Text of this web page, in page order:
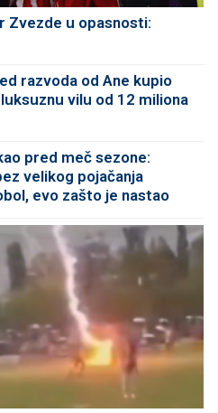
Zvezde u opasnosti:
razvoda od Ane kupio
vilu od 12 miliona
pred meč sezone:
velikog pojačanja
evo zašto je nastao